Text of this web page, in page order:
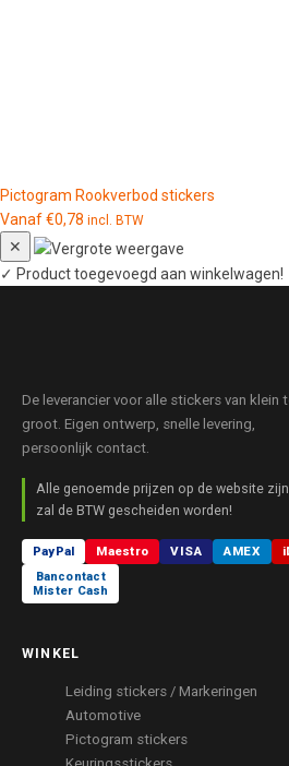
Pictogram Rookverbod stickers
Vanaf€0,78 incl. BTW
✕
✓ Product toegevoegd aan winkelwagen!
De leverancier voor alle stickers van klein
groot. Eigen ontwerp, snelle levering,
persoonlijk contact.
Alle genoemde prijzen op de website
zal de BTW gescheiden worden!
PayPal Maestro VISA AMEX
Bancontact
Mister Cash
WINKEL
Leiding stickers / Markeringen
Automotive
Pictogram stickers